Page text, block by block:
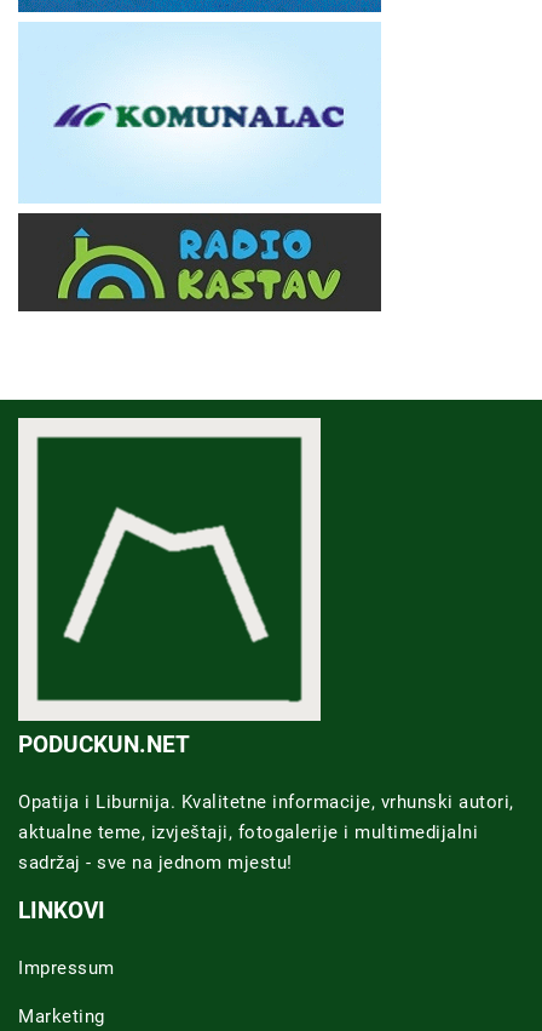
PODUCKUN.NET
Opatija i Liburnija. Kvalitetne informacije, vrhunski autori,
aktualne teme, izvještaji, fotogalerije i multimedijalni
sadržaj - sve na jednom mjestu!
LINKOVI
Impressum
Marketing